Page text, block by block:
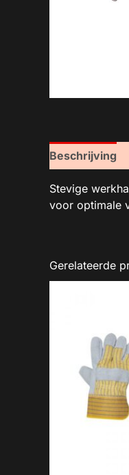
Beschrijving
Stevige
voor optimale
Gerelateerde